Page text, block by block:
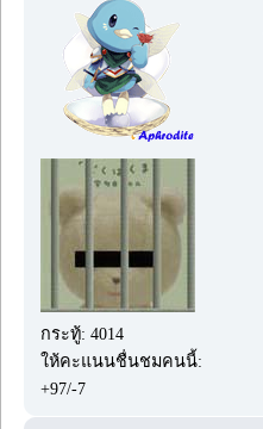
กระทู้: 4014
ให้คะแนนชื่นชมคนนี้:
+97/-7